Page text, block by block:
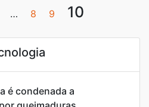
… 8 9 10
é condenada a